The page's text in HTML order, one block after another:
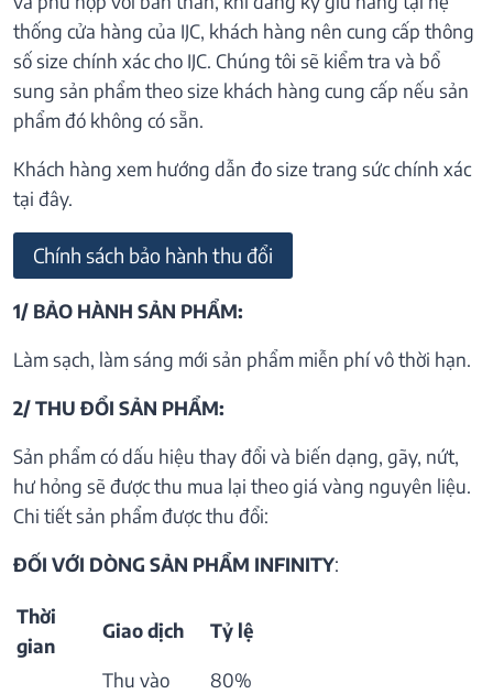
thống cửa hàng của IJC, khách hàng nên cung cấp thông
số size chính xác cho IJC. Chúng tôi sẽ kiểm tra và bổ
sung sản phẩm theo size khách hàng cung cấp nếu sản
phẩm đó không có sẵn.
Khách hàng xem hướng dẫn đo size trang sức chính xác
tại đây.
Chính sách bảo hành thu đổi
1/ BẢO HÀNH SẢN PHẨM:
Làm sạch, làm sáng mới sản phẩm miễn phí vô thời hạn.
2/ THU ĐỔI SẢN PHẨM:
Sản phẩm có dấu hiệu thay đổi và biến dạng, gãy, nứt,
hư hỏng sẽ được thu mua lại theo giá vàng nguyên liệu.
Chi tiết sản phẩm được thu đổi:
ĐỐI VỚI DÒNG SẢN PHẨM INFINITY:
Thời
gian
Giao dịch Tỷ lệ
Thu vào
80%